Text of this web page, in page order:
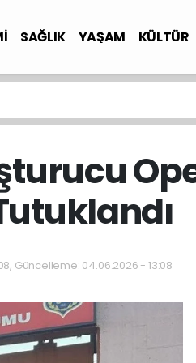
SAĞLIK YAŞAM KÜLTÜR
Güncelleme: 04.06.2026 - 13:08